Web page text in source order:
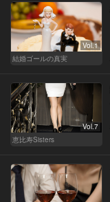
Vol.1
結婚ゴールの真実
Vol.7
恵比寿Sisters